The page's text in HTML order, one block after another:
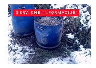
SERVISNE INFORMACIJE